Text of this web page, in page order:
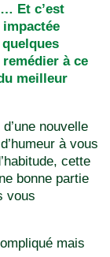
Et c’est
à ce
meilleur
nouvelle
à vous
cette
bonne partie
vous
mais